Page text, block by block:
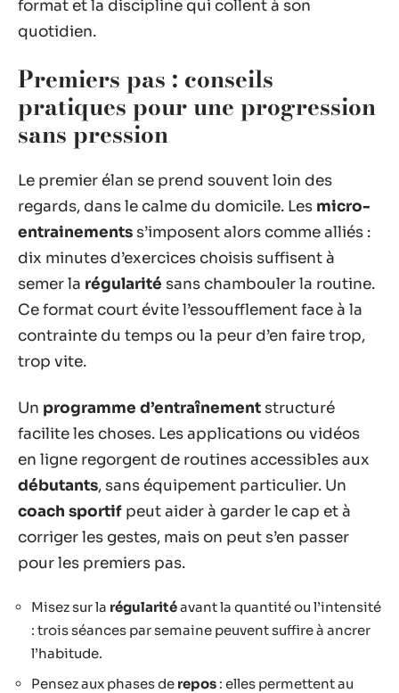
format et la discipline qui collent à son
quotidien.
Premiers pas : conseils
pratiques pour une progression
sans pression
Le premier élan se prend souvent loin des
regards, dans le calme du domicile. Les micro-
entrainements s’imposent alors comme alliés :
dix minutes d’exercices choisis suffisent à
semer la régularité sans chambouler la routine.
Ce format court évite l’essoufflement face à la
contrainte du temps ou la peur d’en faire trop,
trop vite.
Un programme d’entraînement structuré
facilite les choses. Les applications ou vidéos
en ligne regorgent de routines accessibles aux
débutants, sans équipement particulier. Un
coach sportif peut aider à garder le cap et à
corriger les gestes, mais on peut s’en passer
pour les premiers pas.
Misez sur la régularitéavant la quantité ou l’intensité
: trois séances par semaine peuvent suffire à ancrer
l’habitude.
Pensez aux phases de repos : elles permettent au